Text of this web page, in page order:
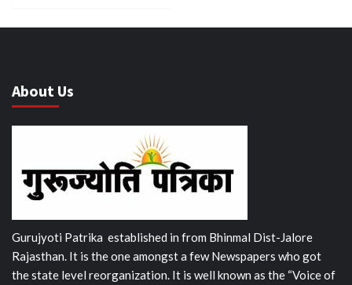
About Us
Gurujyoti Patrika established in from Bhinmal Dist-Jalore
Rajasthan. It is the one amongst a few Newspapers who got
the state level reorganization. It is well known as the “Voice of